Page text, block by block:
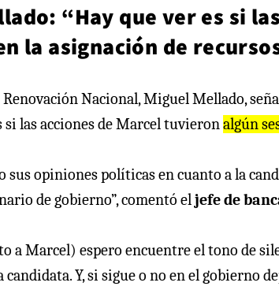
“Hay que ver es si
la asignación de
Renovación Nacional, Miguel Mellado,
si las acciones de Marcel tuvieronalgún
sus opiniones políticas en cuanto a la
de gobierno”, comentó eljefe de
a Marcel) espero encuentre el tono de
Y, si sigue o no en el gobierno